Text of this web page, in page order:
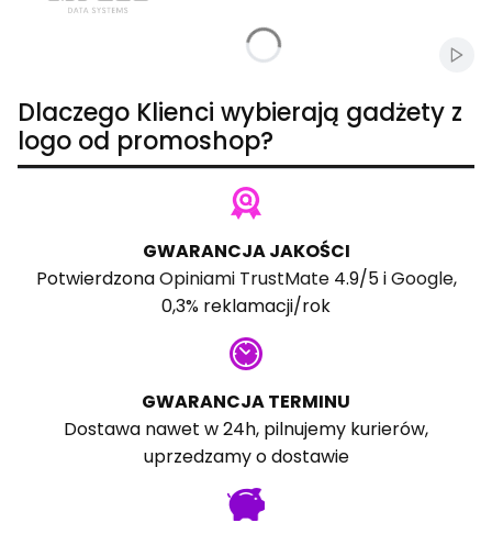
Dlaczego Klienci wybierają gadżety z
logo od promoshop?
GWARANCJA JAKOŚCI
PotwierdzonaOpiniami TrustMate4.9/5 iGoogle,
0,3% reklamacji/rok
GWARANCJA TERMINU
Dostawa nawet w 24h, pilnujemy kurierów,
uprzedzamy o dostawie